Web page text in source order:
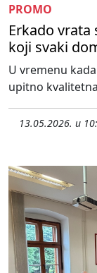
PROMO
Erkado vrata
koji svaki
U vremenu
upitno
13.05.2026. u